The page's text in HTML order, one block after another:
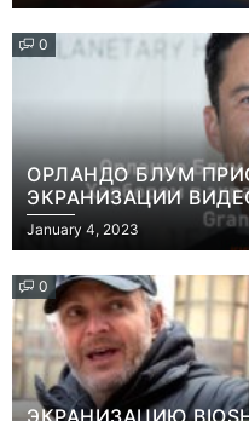
0
ОРЛАНДО БЛУМ
ЭКРАНИЗАЦИИ
January 4, 2023
0